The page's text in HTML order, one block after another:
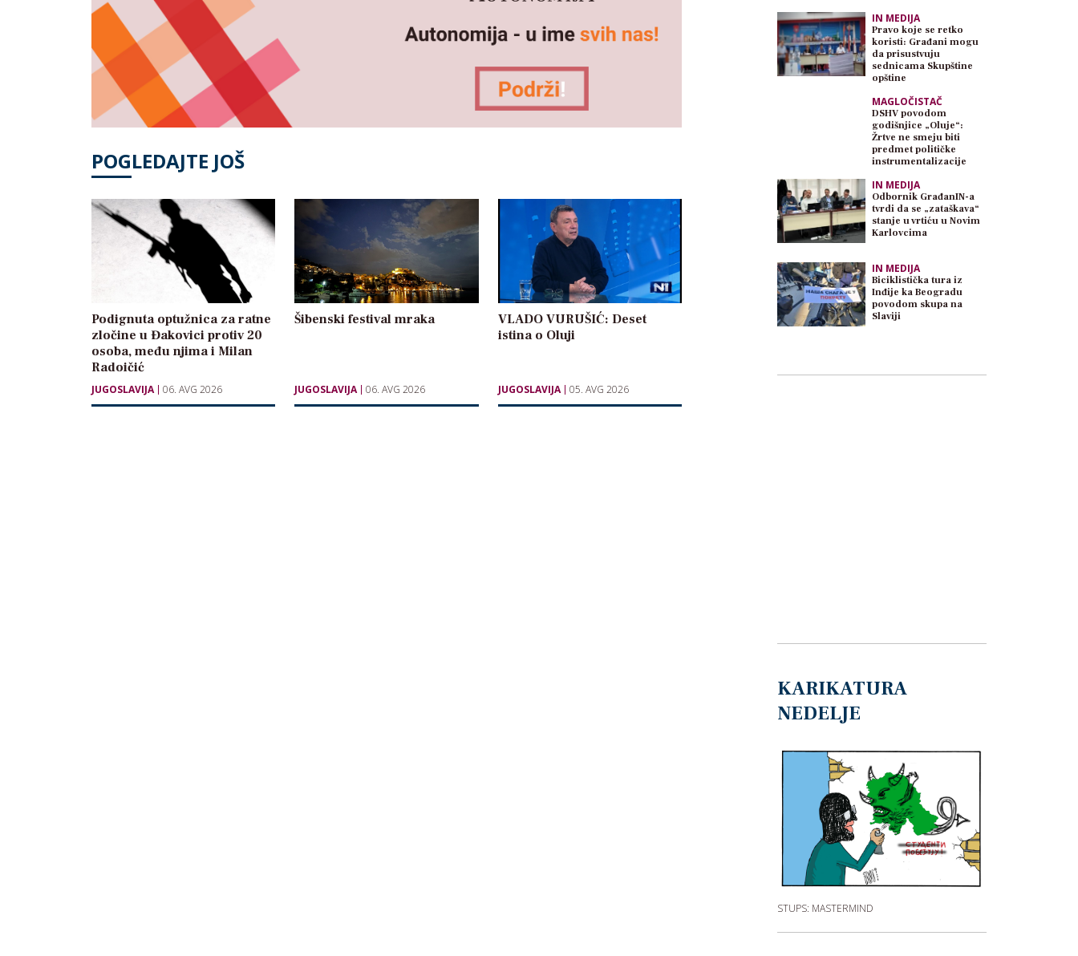
POGLEDAJTE JOŠ
Podignuta optužnica za ratne
zločine u Đakovici protiv 20
osoba, među njima i Milan
Radoičić
JUGOSLAVIJA 06. AVG 2026
Šibenski festival mraka
JUGOSLAVIJA 06. AVG 2026
VLADO VURUŠIĆ: Deset
istina o Oluji
JUGOSLAVIJA 05. AVG 2026
IN MEDIJA
Pravo koje se retko
koristi: Građani mogu
da prisustvuju
sednicama Skupštine
opštine
MAGLOČISTAČ
DSHV povodom
godišnjice „Oluje“:
Žrtve ne smeju biti
predmet političke
instrumentalizacije
IN MEDIJA
Odbornik GrađanIN-a
tvrdi da se „zataškava“
stanje u vrtiću u Novim
Karlovcima
IN MEDIJA
Biciklistička tura iz
Inđije ka Beogradu
povodom skupa na
Slaviji
KARIKATURA
NEDELJE
STUPS: MASTERMIND